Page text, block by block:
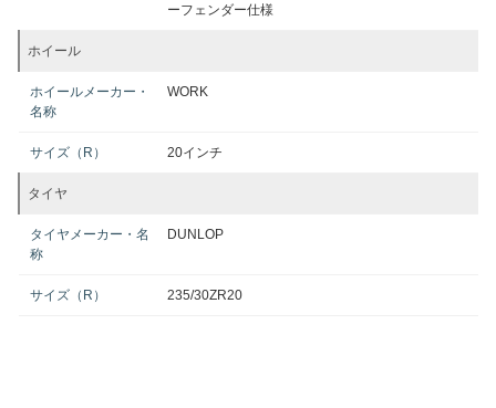
ーフェンダー仕様
ホイール
ホイールメーカー・
名称
WORK
サイズ（R） 20インチ
タイヤ
タイヤメーカー・名
称
DUNLOP
サイズ（R） 235/30ZR20